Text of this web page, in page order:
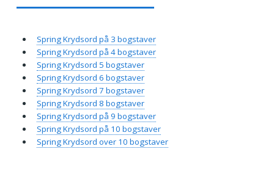
Spring Krydsord på 3 bogstaver
Spring Krydsord på 4 bogstaver
Spring Krydsord 5 bogstaver
Spring Krydsord 6 bogstaver
Spring Krydsord 7 bogstaver
Spring Krydsord 8 bogstaver
Spring Krydsord på 9 bogstaver
Spring Krydsord på 10 bogstaver
Spring Krydsord over 10 bogstaver